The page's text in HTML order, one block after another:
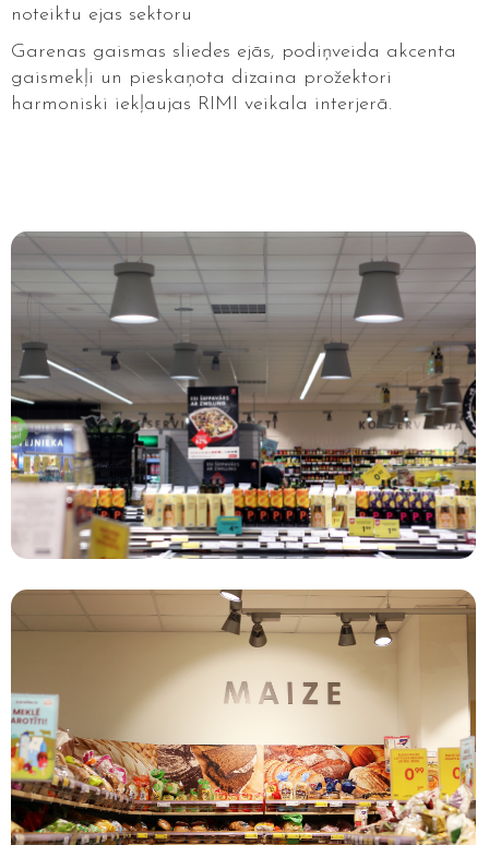
noteiktu ejas sektoru
Garenas gaismas sliedes ejās, podiņveida akcenta
gaismekļi un pieskaņota dizaina prožektori
harmoniski iekļaujas RIMI veikala interjerā.